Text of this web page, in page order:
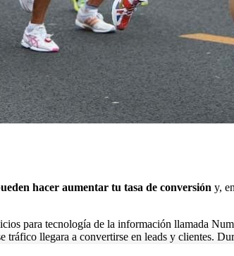
hacer aumentar tu tasa de conversión y,
para tecnología de la información llamada
llegara a convertirse en leads y clientes.
por visita un +24 % y ¡consiguieron un